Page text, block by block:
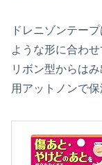
ドレニゾンテー
ような形に合わ
リボン型からは
用アットノンで保